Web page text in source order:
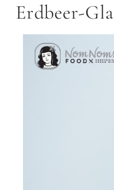
Erdbeer-